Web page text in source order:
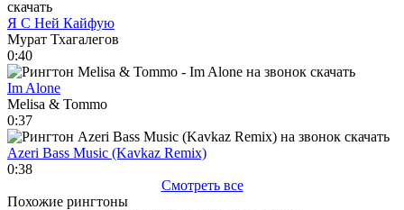
Я С Ней Кайфую
Мурат Тхагалегов
0:40
Im Alone
Melisa & Tommo
0:37
Azeri Bass Music (Kavkaz Remix)
0:38
Смотреть все
Похожие рингтоны